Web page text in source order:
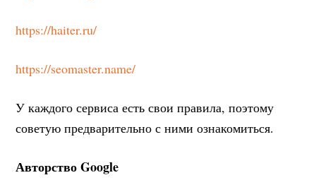
https://haiter.ru/
https://seomaster.name/
У каждого сервиса есть свои правила, поэтому
советую предварительно с ними ознакомиться.
АвторствоGoogle